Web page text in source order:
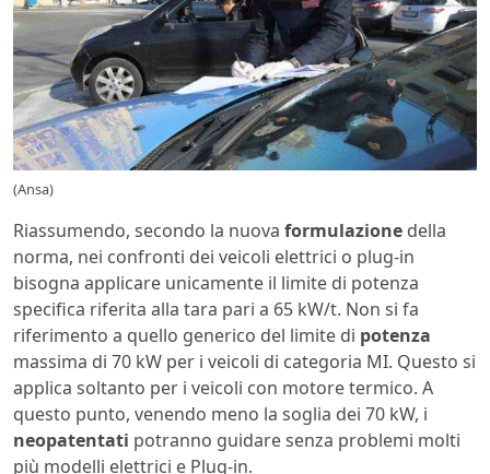
(Ansa)
Riassumendo, secondo la nuova formulazione della
norma, nei confronti dei veicoli elettrici o plug-in
bisogna applicare unicamente il limite di potenza
specifica riferita alla tara pari a 65 kW/t. Non si fa
riferimento a quello generico del limite di potenza
massima di 70 kW per i veicoli di categoria MI. Questo si
applica soltanto per i veicoli con motore termico. A
questo punto, venendo meno la soglia dei 70 kW, i
neopatentati potranno guidare senza problemi molti
più modelli elettrici e Plug-in.